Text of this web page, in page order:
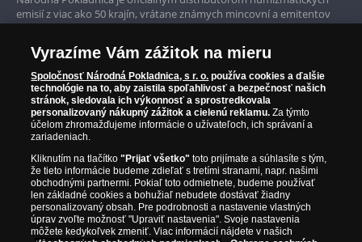
emisií z viac ako 50 krajín, vrátane známych mincovní a emitentov
Parížska mincovňa, Nórska mincovňa, Fínska mincovňa alebo
Austrálska mincovňa Perth. Spoločnosť svojim zákazníkom a
zberateľom garantuje, že všetky produkty sú v originálnej a v
prvotriednej kvalite, čo je doložené aj priloženým Certifikátom
autentickosti.
Vyrazíme Vám zážitok na mieru
Spoločnosť Národná Pokladnica, s r. o. používa cookies a ďalšie
technológie na to, aby zaistila spoľahlivosť a bezpečnosť našich
stránok, sledovala ich výkonnosť a sprostredkovala
personalizovaný nákupný zážitok a cielenú reklamu. Za týmto
účelom zhromažďujeme informácie o užívateľoch, ich správaní a
zariadeniach.
Kliknutím na tlačítko"Prijať všetko" toto prijímate a súhlasíte s tým,
že tieto informácie budeme zdieľať s tretími stranami, napr. našimi
obchodnými partnermi. Pokiaľ toto odmietnete, budeme používať
len základné cookies a bohužiaľ nebudete dostávať žiadny
personalizovaný obsah. Pre podrobnosti a nastavenie vlastných
úprav zvoľte možnosť "Upraviť nastavenia". Svoje nastavenia
môžete kedykoľvek zmeniť. Viac informácií nájdete v našich